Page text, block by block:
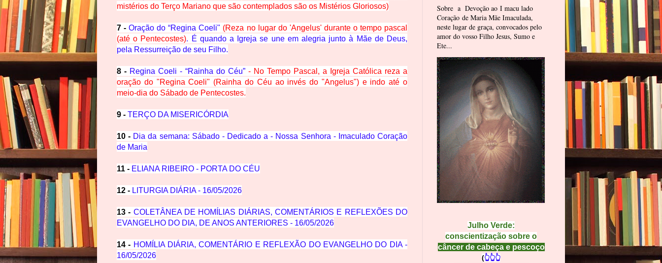
mistérios do Terço Mariano que são contemplados são os Mistérios Gloriosos)
7 -Oração do “Regina Coeli" (Reza no lugar do 'Angelus' durante o tempo pascal
(até o Pentecostes). É quando a Igreja se une em alegria junto à Mãe de Deus,
pela Ressurreição de seu Filho.
8 - Regina Coeli - “Rainha do Céu” - No Tempo Pascal, a Igreja Católica reza a
oração do "Regina Coeli" (Rainha do Céu ao invés do "Angelus") e indo até o
meio-dia do Sábado de Pentecostes.
9 - TERÇO DA MISERICÓRDIA
10 - Dia da semana: Sábado - Dedicado a - Nossa Senhora - Imaculado Coração
de Maria
11 - ELIANA RIBEIRO - PORTA DO CÉU
12 - LITURGIA DIÁRIA - 16/05/2026
13 - COLETÂNEA DE HOMÍLIAS DIÁRIAS, COMENTÁRIOS E REFLEXÕES DO
EVANGELHO DO DIA, DE ANOS ANTERIORES - 16/05/2026
14 - HOMÍLIA DIÁRIA, COMENTÁRIO E REFLEXÃO DO EVANGELHO DO DIA -
16/05/2026
Sobre a Devoção ao I macu lado
Coração de Maria Mãe Imaculada,
neste lugar de graça, convocados pelo
amor do vosso Filho Jesus, Sumo e
Ete...
Julho Verde:
conscientização sobre o
câncer de cabeça e pescoço
(👆👆👆